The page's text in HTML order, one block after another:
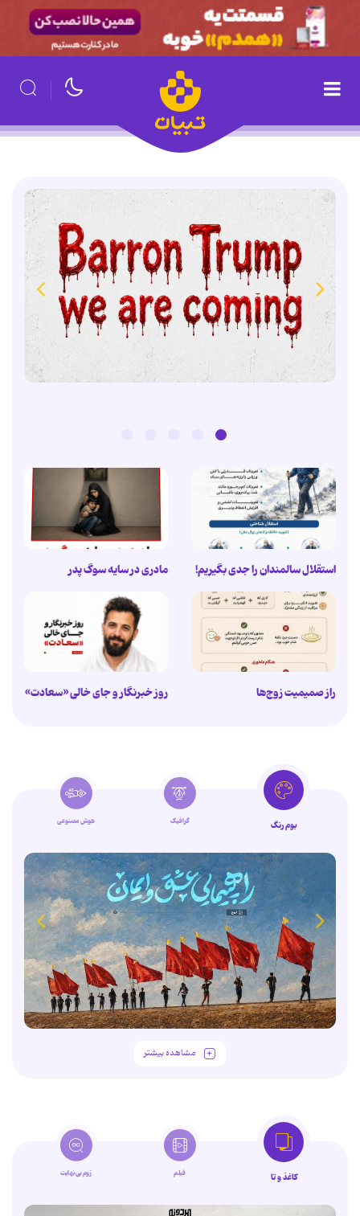
استقلال سالمندان را جدی بگیریم! مادری در سایه سوگ پدر
راز صمیمیت زوج‌ها روز خبرنگار و جای خالی «سعادت»
بوم رنگ گرافیک هوش مصنوعی
مشاهده بیشتر
کاغذ و تا فیلم زوم‌بی‌نهایت